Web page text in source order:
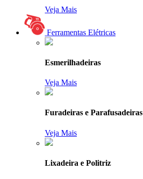
Veja Mais
Ferramentas Elétricas
Esmerilhadeiras
Veja Mais
Furadeiras e Parafusadeiras
Veja Mais
Lixadeira e Politriz